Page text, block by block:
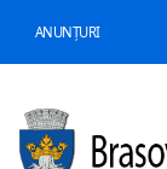
ANUNȚURI